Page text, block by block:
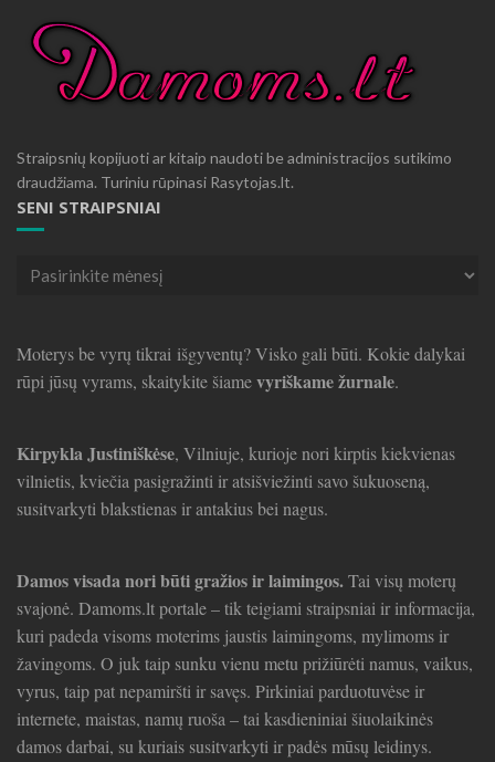
Straipsnių kopijuoti ar kitaip naudoti be administracijos sutikimo
draudžiama. Turiniu rūpinasi Rasytojas.lt.
SENI STRAIPSNIAI
Seni
Moterys be vyrų tikrai išgyventų? Visko gali būti. Kokie dalykai
rūpi jūsų vyrams, skaitykite šiamevyriškame žurnale.
Kirpykla Justiniškėse, Vilniuje, kurioje nori kirptis kiekvienas
vilnietis, kviečia pasigražinti ir atsišviežinti savo šukuoseną,
susitvarkyti blakstienas ir antakius bei nagus.
Damos visada nori būti gražios ir laimingos.Tai visų moterų
svajonė. Damoms.lt portale – tik teigiami straipsniai ir informacija,
kuri padeda visoms moterims jaustis laimingoms, mylimoms ir
žavingoms. O juk taip sunku vienu metu prižiūrėti namus, vaikus,
vyrus, taip pat nepamiršti ir savęs. Pirkiniai parduotuvėse ir
internete, maistas, namų ruoša – tai kasdieniniai šiuolaikinės
damos darbai, su kuriais susitvarkyti ir padės mūsų leidinys.